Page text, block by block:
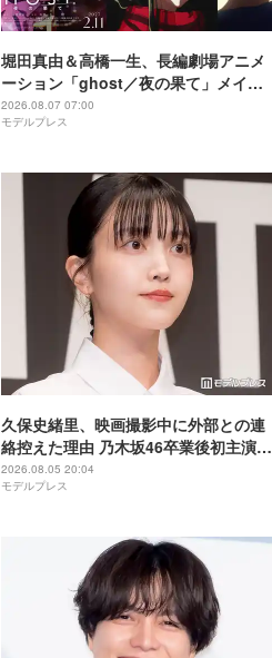
堀田真由＆高橋一生、長編劇場アニメ
ーション「ghost／夜の果て」メイン
キャスト声優に決定「子どもの頃に抱
いていた言葉にはできない沢山の感情
2026.08.07 07:00
モデルプレス
久保史緒里、映画撮影中に外部との連
絡控えた理由 乃木坂46卒業後初主演で
母親役に【世界は美しいと誰かが言っ
た】
2026.08.05 20:04
モデルプレス